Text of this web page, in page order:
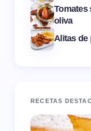
Tomates
oliva
Alitas de
RECETAS